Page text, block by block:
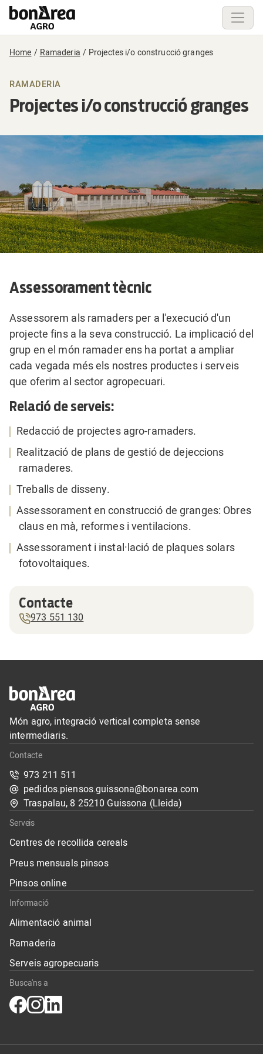
Home Ramaderia Projectes i/o construcció granges
RAMADERIA
Projectes i/o construcció granges
Assessorament tècnic
Assessorem als ramaders per a l'execució d'un
projecte fins a la seva construcció. La implicació del
grup en el món ramader ens ha portat a ampliar
cada vegada més els nostres productes i serveis
que oferim al sector agropecuari.
Relació de serveis:
Redacció de projectes agro-ramaders.
Realització de plans de gestió de dejeccions
ramaderes.
Treballs de disseny.
Assessorament en construcció de granges: Obres
claus en mà, reformes i ventilacions.
Assessorament i instal·lació de plaques solars
fotovoltaiques.
Contacte
973 551 130
Món agro, integració vertical completa sense
intermediaris.
Contacte
973 211 511
pedidos.piensos.guissona@bonarea.com
Traspalau, 8 25210 Guissona (Lleida)
Serveis
Centres de recollida cereals
Preus mensuals pinsos
Pinsos online
Informació
Alimentació animal
Ramaderia
Serveis agropecuaris
Busca'ns a